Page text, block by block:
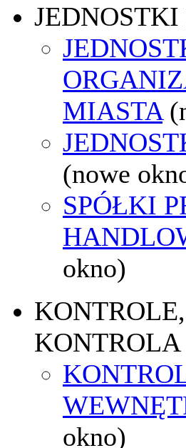
MIASTA
(nowe
SPÓŁKI
okno)
okno)